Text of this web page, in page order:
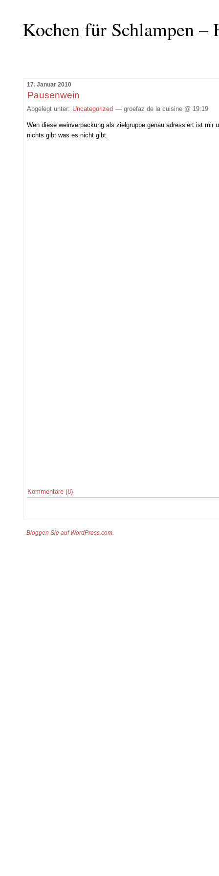
Kochen für Schlampen
17. Januar 2010
Pausenwein
Abgelegt unter: Uncategorized — groefaz de la cuisine @ 19:19
Wen diese weinverpackung als zielgruppe genau adressiert ist mir
nichts gibt was es nicht gibt.
Kommentare (8)
Bloggen Sie auf WordPress.com.